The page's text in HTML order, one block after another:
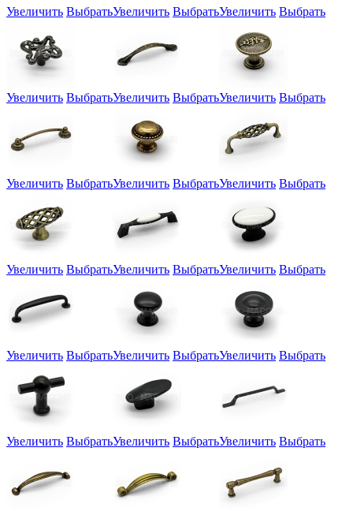
Увеличить ВыбратьУвеличить ВыбратьУвеличить Выбрать
Увеличить ВыбратьУвеличить ВыбратьУвеличить Выбрать
Увеличить ВыбратьУвеличить ВыбратьУвеличить Выбрать
Увеличить ВыбратьУвеличить ВыбратьУвеличить Выбрать
Увеличить ВыбратьУвеличить ВыбратьУвеличить Выбрать
Увеличить ВыбратьУвеличить ВыбратьУвеличить Выбрать